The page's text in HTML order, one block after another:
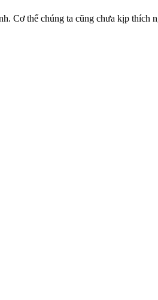
Cơ thể chúng ta cũng chưa kịp thích